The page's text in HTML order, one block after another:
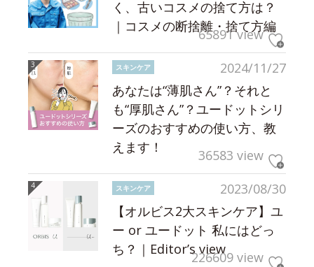
く、古いコスメの捨て方は？
｜コスメの断捨離・捨て方編
65891 view
2024/11/27
スキンケア
あなたは“薄肌さん”？それと
も“厚肌さん”？ユードットシリ
ーズのおすすめの使い方、教
えます！
36583 view
2023/08/30
スキンケア
【オルビス2大スキンケア】ユ
ー or ユードット 私にはどっ
ち？｜Editor’s view226609 view